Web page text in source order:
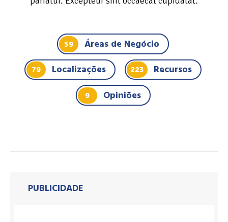
59 Áreas de Negócio
79 Localizações 223 Recursos
9 Opiniões
PUBLICIDADE